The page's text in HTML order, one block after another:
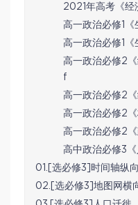
2021年高考《
高一政治必修1
高一政治必修1
高一政治必修2
f
高一政治必修2
高一政治必修2
高一政治必修2
高中政治必修3
01.[选必修3]时间轴纵
02.[选必修3]地图网横